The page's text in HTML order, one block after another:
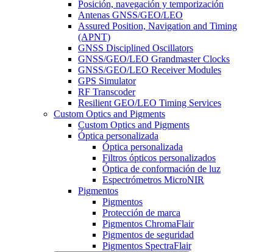
Posición, navegación y temporización
Antenas GNSS/GEO/LEO
Assured Position, Navigation and Timing
(APNT)
GNSS Disciplined Oscillators
GNSS/GEO/LEO Grandmaster Clocks
GNSS/GEO/LEO Receiver Modules
GPS Simulator
RF Transcoder
Resilient GEO/LEO Timing Services
Custom Optics and Pigments
Custom Optics and Pigments
Óptica personalizada
Óptica personalizada
Filtros ópticos personalizados
Óptica de conformación de luz
Espectrómetros MicroNIR
Pigmentos
Pigmentos
Protección de marca
Pigmentos ChromaFlair
Pigmentos de seguridad
Pigmentos SpectraFlair